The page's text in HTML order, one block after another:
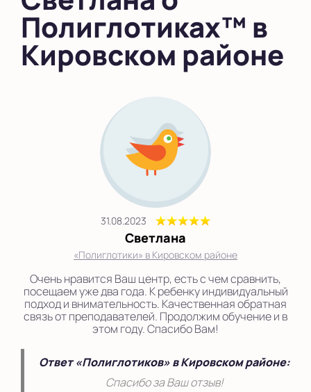
Полиглотиках™ в
Кировском районе
31.08.2023
Светлана
«Полиглотики» в Кировском районе
Очень нравится Ваш центр, есть с чем сравнить,
посещаем уже два года. К ребенку индивидуальный
подход и внимательность. Качественная обратная
связь от преподавателей. Продолжим обучение и в
этом году. Спасибо Вам!
Ответ «Полиглотиков» в Кировском районе:
Спасибо за Ваш отзыв!